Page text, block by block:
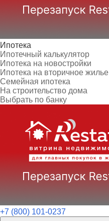
Ипотека
Ипотечный калькулятор
Ипотека на новостройки
Ипотека на вторичное жилье
Семейная ипотека
На строительство дома
Выбрать по банку
+7 (800) 101-0237